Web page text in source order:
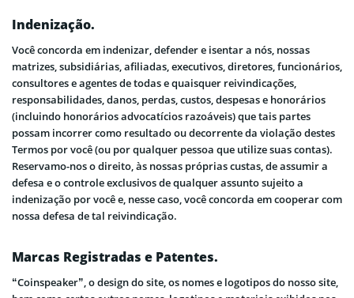
Indenização.
Você concorda em indenizar, defender e isentar a nós, nossas
matrizes, subsidiárias, afiliadas, executivos, diretores, funcionários,
consultores e agentes de todas e quaisquer reivindicações,
responsabilidades, danos, perdas, custos, despesas e honorários
(incluindo honorários advocatícios razoáveis) que tais partes
possam incorrer como resultado ou decorrente da violação destes
Termos por você (ou por qualquer pessoa que utilize suas contas).
Reservamo-nos o direito, às nossas próprias custas, de assumir a
defesa e o controle exclusivos de qualquer assunto sujeito a
indenização por você e, nesse caso, você concorda em cooperar com
nossa defesa de tal reivindicação.
Marcas Registradas e Patentes.
“Coinspeaker”, o design do site, os nomes e logotipos do nosso site,